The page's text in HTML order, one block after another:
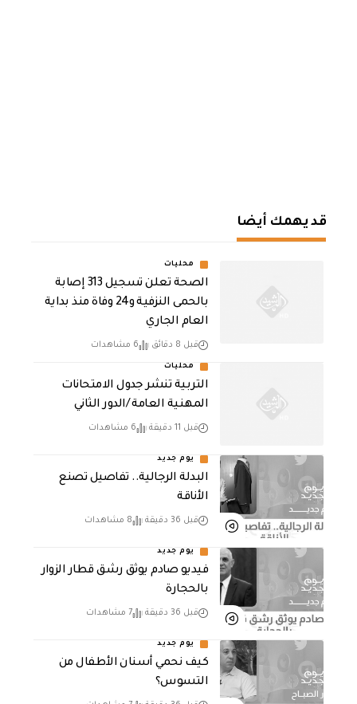
قد يهمك أيضا
محليات
الصحة تعلن تسجيل 313 إصابة
بالحمى النزفية و24 وفاة منذ بداية
العام الجاري
قبل 8 دقائق 6 مشاهدات
محليات
التربية تنشر جدول الامتحانات
المهنية العامة /الدور الثاني
قبل 11 دقيقة 6 مشاهدات
يوم جديد
البدلة الرجالية.. تفاصيل تصنع
الأناقة
قبل 36 دقيقة 8 مشاهدات
يوم جديد
فيديو صادم يوثق رشق قطار الزوار
بالحجارة
قبل 36 دقيقة 7 مشاهدات
يوم جديد
كيف نحمي أسنان الأطفال من
التسوس؟